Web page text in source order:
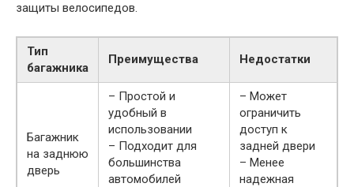
защиты велосипедов.
Тип
багажника
Преимущества Недостатки
Багажник
на заднюю
дверь
– Простой и
удобный в
использовании
– Подходит для
большинства
автомобилей
– Может
ограничить
доступ к
задней двери
– Менее
надежная